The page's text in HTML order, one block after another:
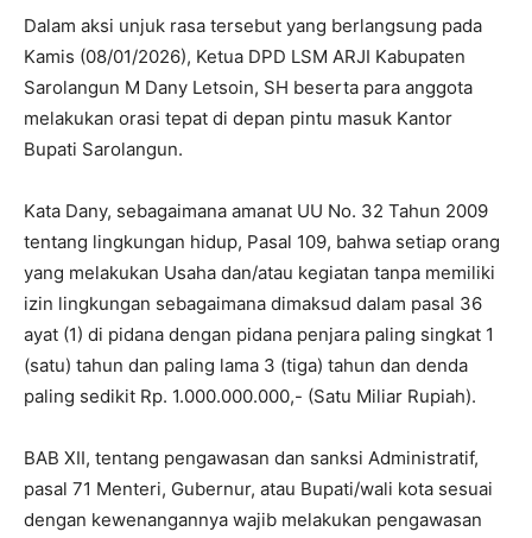
Dalam aksi unjuk rasa tersebut yang berlangsung pada
Kamis (08/01/2026), Ketua DPD LSM ARJI Kabupaten
Sarolangun M Dany Letsoin, SH beserta para anggota
melakukan orasi tepat di depan pintu masuk Kantor
Bupati Sarolangun.
Kata Dany, sebagaimana amanat UU No. 32 Tahun 2009
tentang lingkungan hidup, Pasal 109, bahwa setiap orang
yang melakukan Usaha dan/atau kegiatan tanpa memiliki
izin lingkungan sebagaimana dimaksud dalam pasal 36
ayat (1) di pidana dengan pidana penjara paling singkat 1
(satu) tahun dan paling lama 3 (tiga) tahun dan denda
paling sedikit Rp. 1.000.000.000,- (Satu Miliar Rupiah).
BAB XII, tentang pengawasan dan sanksi Administratif,
pasal 71 Menteri, Gubernur, atau Bupati/wali kota sesuai
dengan kewenangannya wajib melakukan pengawasan